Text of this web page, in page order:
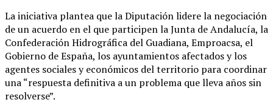
La iniciativa plantea que la Diputación lidere la negociación
de un acuerdo en el que participen la Junta de Andalucía, la
Confederación Hidrográfica del Guadiana, Emproacsa, el
Gobierno de España, los ayuntamientos afectados y los
agentes sociales y económicos del territorio para coordinar
una “respuesta definitiva a un problema que lleva años sin
resolverse”.